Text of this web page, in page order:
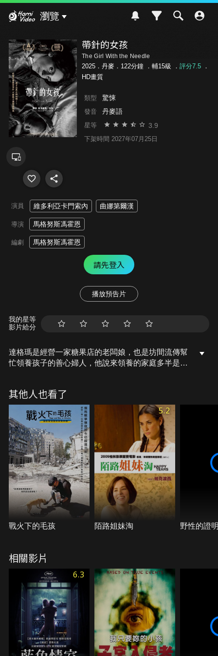
瀏覽
帶針的女孩
The Girl With the Needle
2025．丹麥．122分鐘 ． 輔15級 ． 評分7.5．
HD畫質
類型 驚悚
發音 丹麥語
星等 3.9
下架時間 2027年07月25日
演員 維多利亞卡門索內 曲娜第爾漢
導演 馬格努斯馮霍恩
編劇 馬格努斯馮霍恩
請先登入
播放預告片
我的星等
影片給分
達格瑪是經營一家糖果店的老闆娘，也是坊間流傳幫
忙領養孩子的善心婦人，他說來領養的家庭多半是商
進亮麗的糖果屋後，他們就再也沒有了聲音，一個也
沒有留下，只剩達格瑪宛如天使般的詭異笑容，等待
下一個嬰孩。
其他人也看了
戰火下的毛孩
5.2
陌路姐妹淘 野性的證
相關影片
6.3